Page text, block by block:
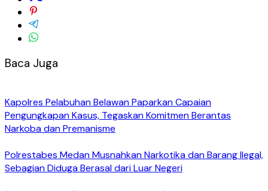
Baca Juga
Kapolres Pelabuhan Belawan Paparkan Capaian
Pengungkapan Kasus, Tegaskan Komitmen Berantas
Narkoba dan Premanisme
Polrestabes Medan Musnahkan Narkotika dan Barang Ilegal,
Sebagian Diduga Berasal dari Luar Negeri